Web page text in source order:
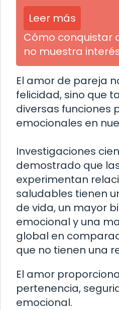
Leer más
Cómo conquistar
no muestra
El amor de pareja
felicidad, sino que
diversas funciones
emocionales en
Investigaciones
demostrado que
experimentan
saludables tienen
de vida, un mayor
emocional y una
global en
que no tienen una
El amor
pertenencia,
emocional.